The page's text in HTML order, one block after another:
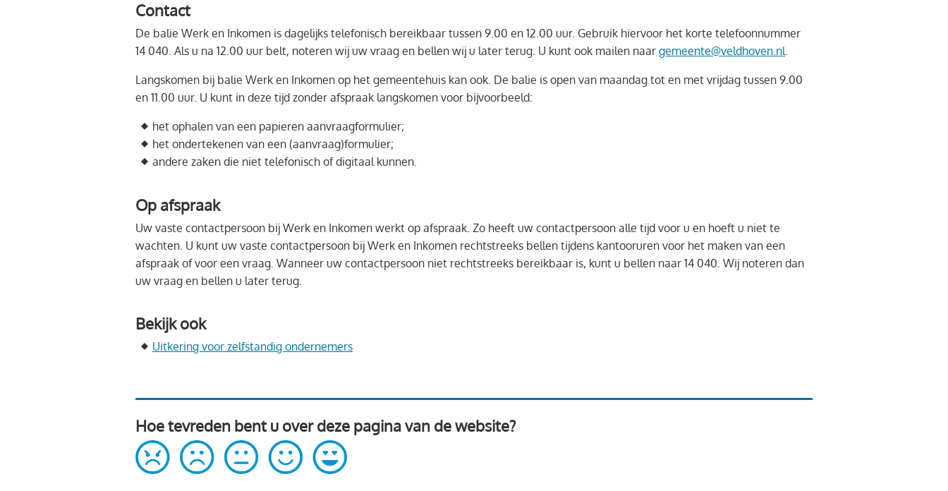
Contact
De balie Werk en Inkomen is dagelijks telefonisch bereikbaar tussen 9.00 en 12.00 uur. Gebruik hiervoor het korte telefoonnummer
14 040. Als u na 12.00 uur belt, noteren wij uw vraag en bellen wij u later terug. U kunt ook mailen naar gemeente@veldhoven.nl.
Langskomen bij balie Werk en Inkomen op het gemeentehuis kan ook. De balie is open van maandag tot en met vrijdag tussen 9.00
en 11.00 uur. U kunt in deze tijd zonder afspraak langskomen voor bijvoorbeeld:
het ophalen van een papieren aanvraagformulier;
het ondertekenen van een (aanvraag)formulier;
andere zaken die niet telefonisch of digitaal kunnen.
Op afspraak
Uw vaste contactpersoon bij Werk en Inkomen werkt op afspraak. Zo heeft uw contactpersoon alle tijd voor u en hoeft u niet te
wachten. U kunt uw vaste contactpersoon bij Werk en Inkomen rechtstreeks bellen tijdens kantooruren voor het maken van een
afspraak of voor een vraag. Wanneer uw contactpersoon niet rechtstreeks bereikbaar is, kunt u bellen naar 14 040. Wij noteren dan
uw vraag en bellen u later terug.
Bekijk ook
Uitkering voor zelfstandig ondernemers
Hoe tevreden bent u over deze pagina van de website?